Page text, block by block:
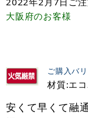
大阪府のお客様
ご購入バ
材質:エ
安くて早くて融